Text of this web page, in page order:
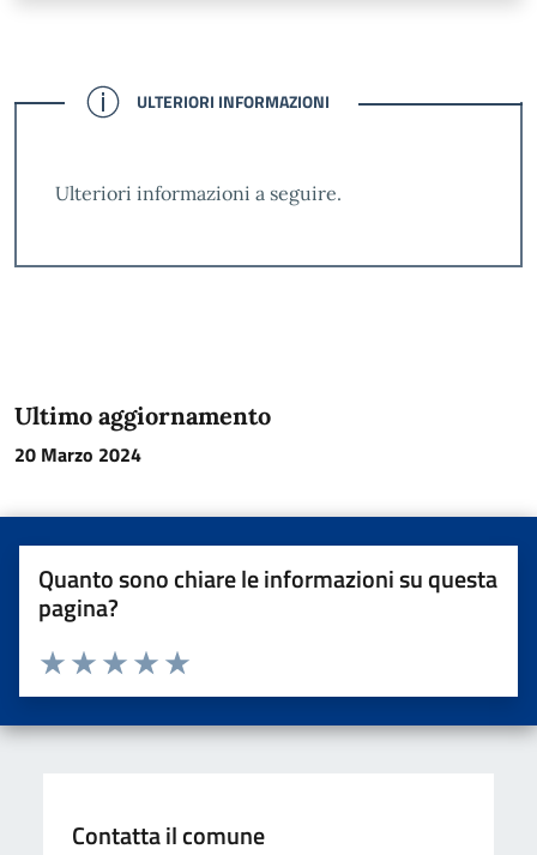
CONFERMATO
ULTERIORI INFORMAZIONI
Ulteriori informazioni a seguire.
Ultimo aggiornamento
20 Marzo 2024
Quanto sono chiare le informazioni su questa
pagina?
Valuta da 1 a 5 stelle la pagina
Valuta 5 stelle su 5
Valuta 4 stelle su 5
Valuta 3 stelle su 5
Valuta 2 stelle su 5
Valuta una stella su 5
Contatta il comune